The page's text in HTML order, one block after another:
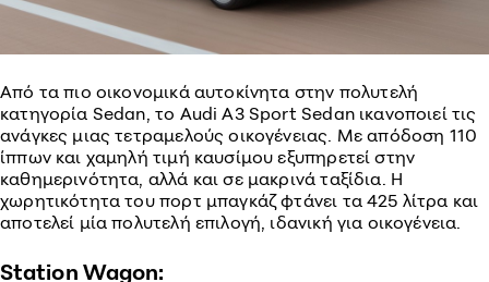
Από τα πιο οικονομικά αυτοκίνητα στην πολυτελή
κατηγορία Sedan, το Audi A3 Sport Sedan ικανοποιεί τις
ανάγκες μιας τετραμελούς οικογένειας. Με απόδοση 110
ίππων και χαμηλή τιμή καυσίμου εξυπηρετεί στην
καθημερινότητα, αλλά και σε μακρινά ταξίδια. Η
χωρητικότητα του πορτ μπαγκάζ φτάνει τα 425 λίτρα και
αποτελεί μία πολυτελή επιλογή, ιδανική για οικογένεια.
Station Wagon: